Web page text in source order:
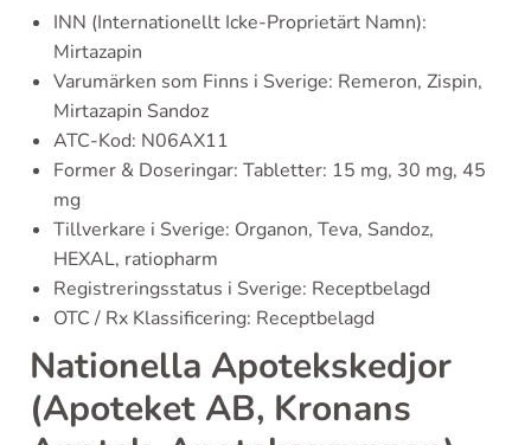
INN (Internationellt Icke-Proprietärt Namn):
Mirtazapin
Varumärken som Finns i Sverige: Remeron, Zispin,
Mirtazapin Sandoz
ATC-Kod: N06AX11
Former & Doseringar: Tabletter: 15 mg, 30 mg, 45
mg
Tillverkare i Sverige: Organon, Teva, Sandoz,
HEXAL, ratiopharm
Registreringsstatus i Sverige: Receptbelagd
OTC / Rx Klassificering: Receptbelagd
Nationella Apotekskedjor
(Apoteket AB, Kronans